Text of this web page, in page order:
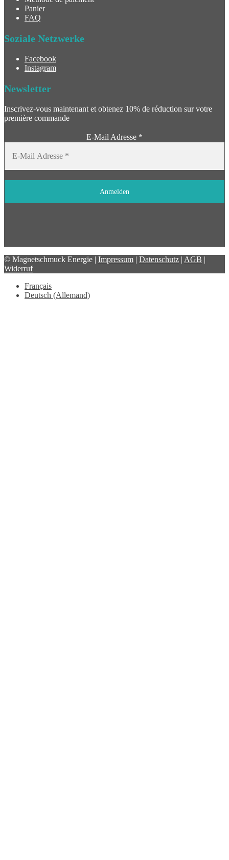
Panier
FAQ
Soziale Netzwerke
Facebook
Instagram
Newsletter
Inscrivez-vous maintenant et obtenez 10% de réduction sur votre
première commande
E-Mail Adresse *
© Magnetschmuck Energie | Impressum | Datenschutz | AGB |
Widerruf
Français
Deutsch (Allemand)